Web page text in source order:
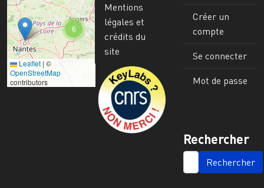
6
Leaflet | ©
OpenStreetMap
contributors
Mentions
légales et
crédits du
site
Image
Créer un
compte
Se connecter
Mot de passe
Rechercher
SEARCH